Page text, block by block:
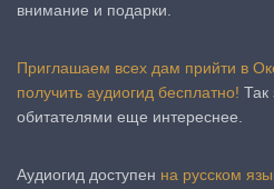
внимание и подарки.
Приглашаем всех дам прийти в
получить аудиогид бесплатно! Так
обитателями еще интереснее.
Аудиогид доступен на русском